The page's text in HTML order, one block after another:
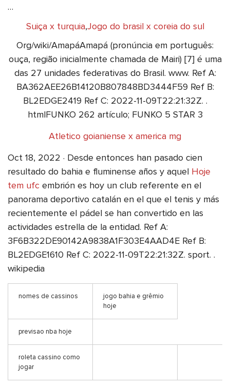
…
Suiça x turquia,Jogo do brasil x coreia do sul
Org/wiki/AmapáAmapá (pronúncia em português:
ouça, região inicialmente chamada de Mairi) [7] é uma
das 27 unidades federativas do Brasil. www. Ref A:
BA362AEE26B14120B807848BD3444F59 Ref B:
BL2EDGE2419 Ref C: 2022-11-09T22:21:32Z. .
htmlFUNKO 262 artículo; FUNKO 5 STAR 3
Atletico goianiense x america mg
Oct 18, 2022 · Desde entonces han pasado cien
resultado do bahia e fluminense años y aquel Hoje
tem ufc embrión es hoy un club referente en el
panorama deportivo catalán en el que el tenis y más
recientemente el pádel se han convertido en las
actividades estrella de la entidad. Ref A:
3F6B322DE90142A9838A1F303E4AAD4E Ref B:
BL2EDGE1610 Ref C: 2022-11-09T22:21:32Z. sport. .
wikipedia
nomes de cassinos
jogo bahia e grêmio
hoje
previsao nba hoje
roleta cassino como
jogar